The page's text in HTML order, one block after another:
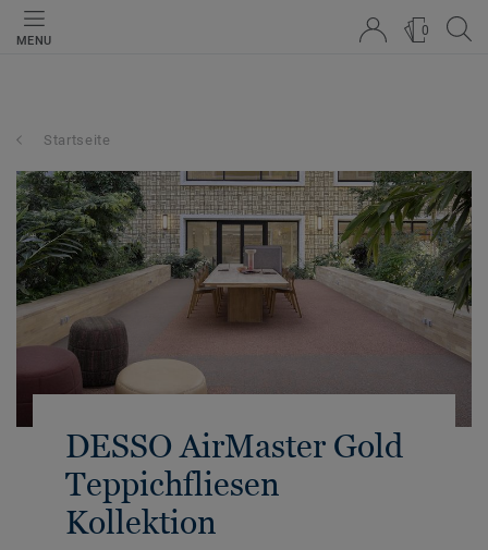
MENU
0
Startseite
DESSO AirMaster Gold
Teppichfliesen
Kollektion